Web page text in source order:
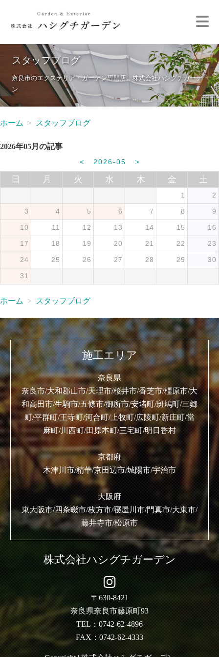
スタッフブログ
奈良市のエクステリア・ガーデン専門店 株式会社ハシグチガーデ
ン
ホーム スタッフブログ
2026年05月の記事
< 2026-05 >
日 月 火 水 木 金 土
1 2
3 4 5 6 7 8 9
10 11 12 13 14 15 16
17 18 19 20 21 22 23
24 25 26 27 28 29 30
31
ホーム スタッフブログ
施工エリア
奈良県
奈良市/大和郡山市/天理市/桜井市/香芝市/橿原市/大
和高田市/生駒市/五條市/御所市/安堵町/斑鳩町/三郷
町/平群町/王寺町/河合町/上牧町/広陵町/新庄町/當
麻町/川西町/田原本町/三宅町/明日香村
京都府
木津川市/精華/京田辺市/城陽市/宇治市
大阪府
東大阪市/四条畷市/枚方市/寝屋川市/門真市/大東市/
藤井寺市/松原市
株式会社ハシグチガーデン
〒630-8421
奈良県奈良市藤原町93
TEL：0742-62-4896
FAX：0742-62-4333